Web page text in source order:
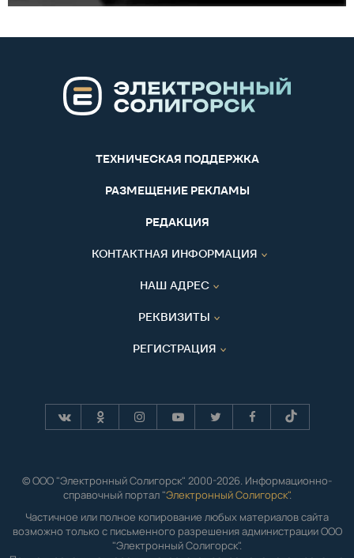
ТЕХНИЧЕСКАЯ ПОДДЕРЖКА
РАЗМЕЩЕНИЕ РЕКЛАМЫ
РЕДАКЦИЯ
КОНТАКТНАЯ ИНФОРМАЦИЯ
НАШ АДРЕС
РЕКВИЗИТЫ
РЕГИСТРАЦИЯ
© ООО "Электронный Солигорск" 2000-2026. Информационно-
справочный портал "Электронный Солигорск".
Частичное или полное копирование любых материалов сайта
возможно только с письменного разрешения администрации ООО
"Электронный Солигорск".